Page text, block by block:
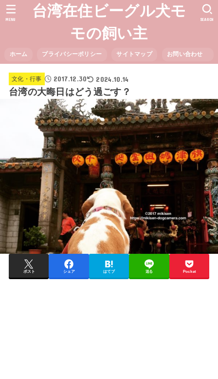
台湾在住ビーグル犬モ
モの飼い主
ホーム プライバシーポリシー サイトマップ お問い合わせ
SEARCH
MENU
文化・行事 2017.12.30 2024.10.14
台湾の大晦日はどう過ごす？
ポスト シェア はてブ 送る Pocket